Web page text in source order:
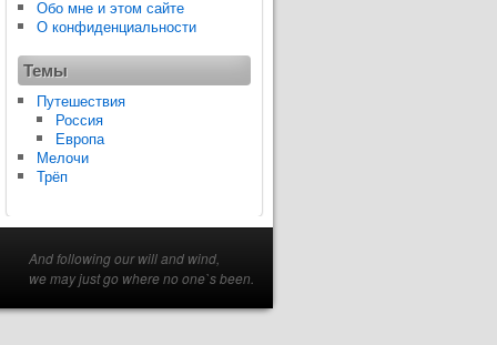
Обо мне и этом сайте
О конфиденциальности
Темы
Путешествия
Россия
Европа
Мелочи
Трёп
And following our will and wind,
we may just go where no one`s been.